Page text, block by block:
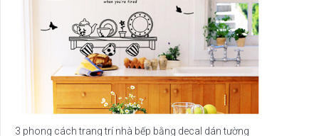
3 phong cách trang trí nhà bếp bằng decal dán tường